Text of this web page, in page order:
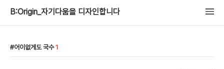
B:Origin_자기다움을 디자인합니다
어이없게도 국수 1